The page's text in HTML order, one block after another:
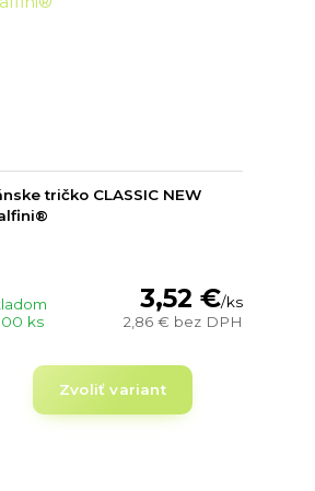
tričko CLASSIC NEW
3,52 €/ks
2,86 € bez DPH
ks
Zvoliť variant